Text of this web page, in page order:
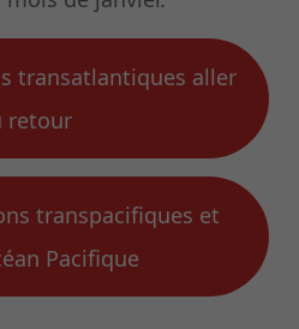
transatlantiques aller
retour
transpacifiques et
Pacifique